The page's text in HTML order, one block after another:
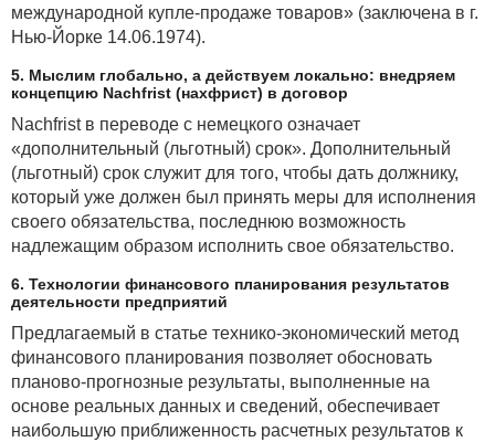
международной купле-продаже товаров» (заключена в г.
Нью-Йорке 14.06.1974).
5. Мыслим глобально, а действуем локально: внедряем
концепцию Nachfrist (нахфрист) в договор
Nachfrist в переводе с немецкого означает
«дополнительный (льготный) срок». Дополнительный
(льготный) срок служит для того, чтобы дать должнику,
который уже должен был принять меры для исполнения
своего обязательства, последнюю возможность
надлежащим образом исполнить свое обязательство.
6. Технологии финансового планирования результатов
деятельности предприятий
Предлагаемый в статье технико-экономический метод
финансового планирования позволяет обосновать
планово-прогнозные результаты, выполненные на
основе реальных данных и сведений, обеспечивает
наибольшую приближенность расчетных результатов к